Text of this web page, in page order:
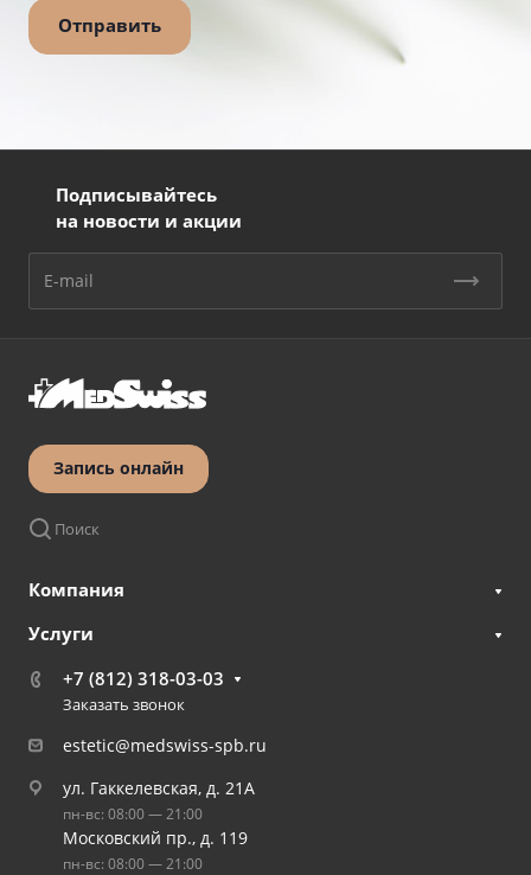
Подписывайтесь
на новости и акции
Запись онлайн
Поиск
Компания
Услуги
+7 (812) 318-03-03
Заказать звонок
estetic@medswiss-spb.ru
ул. Гаккелевская, д. 21А
пн-вс: 08:00 — 21:00
Московский пр., д. 119
пн-вс: 08:00 — 21:00